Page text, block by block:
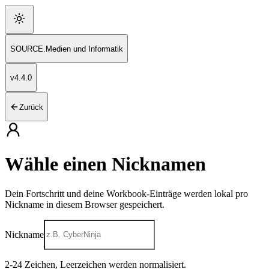
SOURCE Medien und Informatik
v4.4.0
Zurück
Wähle einen Nicknamen
Dein Fortschritt und deine Workbook-Einträge werden lokal pro
Nickname in diesem Browser gespeichert.
Nickname
2-24 Zeichen, Leerzeichen werden normalisiert.